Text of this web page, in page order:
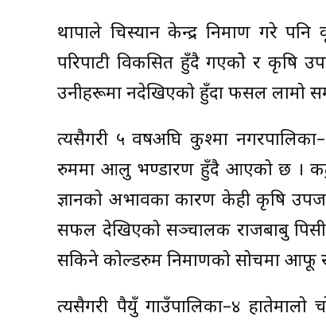
थापाले चिस्यान केन्द्र निर्माण गरे
परिपाटी विकसित हुँदै गएकोे र कृषि
उनीहरूमा नदेखिएको हुँदा फसल लामो
त्यसैगरी ५ वर्षअघि कुश्मा
रुममा आलु भण्डारण हुँदै आएको छ ।
ज्ञानको अभावका कारण केही कृषि
सफल देखिएको सञ्चालक राजबाबु
सकिने कोल्डरुम निर्माणको सोचमा आफू
त्यसैगरी पैयुँ गाउँपालिका–४ हातेमालो